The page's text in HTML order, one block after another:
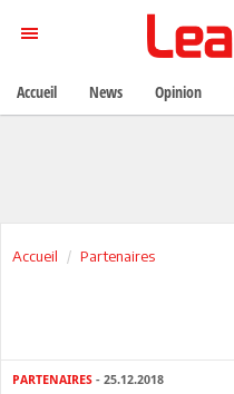
Accueil Partenaires
PARTENAIRES - 25.12.2018
Accueil News Opinion